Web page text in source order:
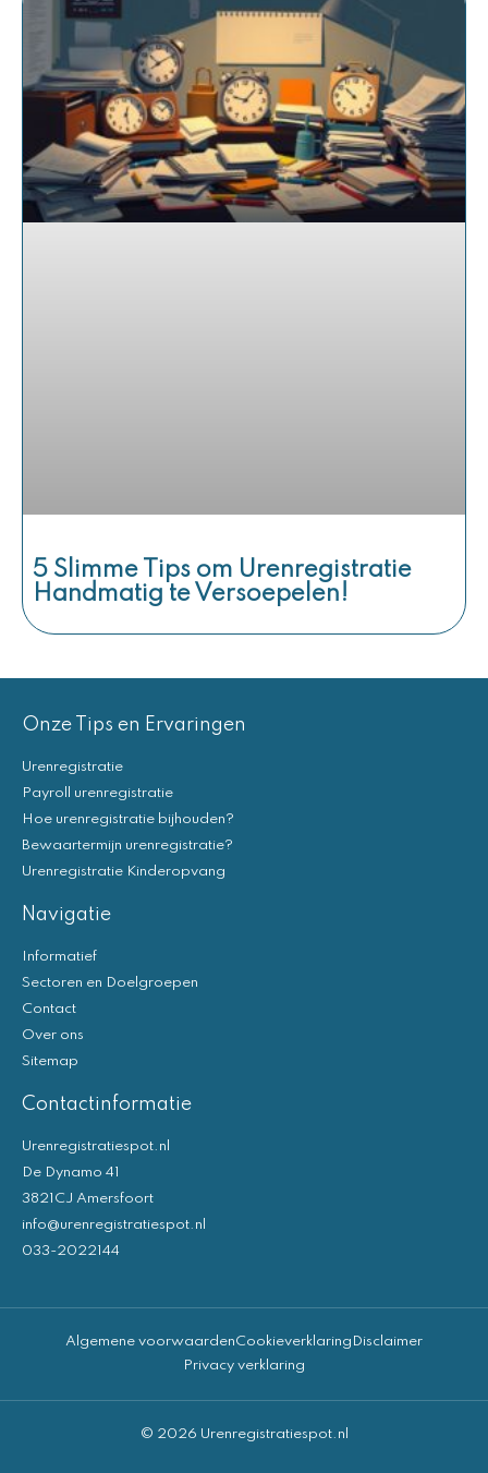
5 Slimme Tips om Urenregistratie
Handmatig te Versoepelen!
Onze Tips en Ervaringen
Urenregistratie
Payroll urenregistratie
Hoe urenregistratie bijhouden?
Bewaartermijn urenregistratie?
Urenregistratie Kinderopvang
Navigatie
Informatief
Sectoren en Doelgroepen
Contact
Over ons
Sitemap
Contactinformatie
Urenregistratiespot.nl
De Dynamo 41
3821CJ Amersfoort
info@urenregistratiespot.nl
033-2022144
Algemene voorwaardenCookieverklaring Disclaimer
Privacy verklaring
© 2026 Urenregistratiespot.nl